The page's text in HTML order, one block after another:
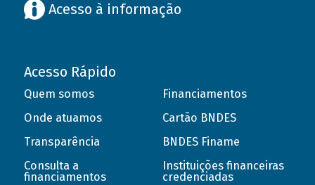
Acesso à informação
Acesso Rápido
Quem somos
Onde atuamos
Transparência
Consulta a
financiamentos
Financiamentos
Cartão BNDES
BNDES Finame
Instituições financeiras
credenciadas